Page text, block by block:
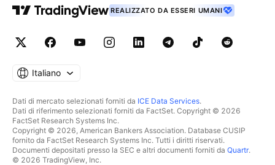
REALIZZATO DA ESSERI UMANI
Italiano
Dati di mercato selezionati forniti da ICE Data Services.
Dati di riferimento selezionati forniti da FactSet. Copyright © 2026
FactSet Research Systems Inc.
Copyright © 2026, American Bankers Association. Database CUSIP
fornito da FactSet Research Systems Inc. Tutti i diritti riservati.
Documenti depositati presso la SEC e altri documenti forniti da Quartr.
© 2026 TradingView, Inc.